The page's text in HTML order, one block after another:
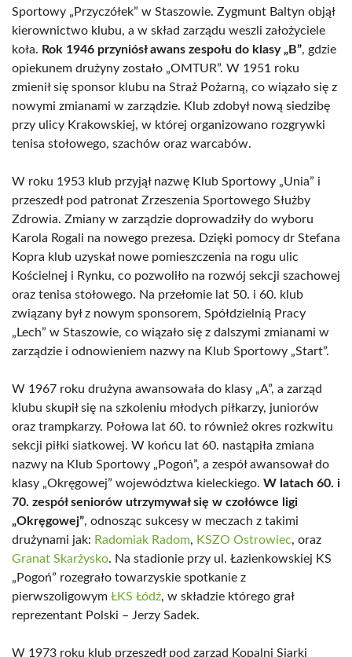
Sportowy „Przyczółek” w Staszowie. Zygmunt Baltyn objął
kierownictwo klubu, a w skład zarządu weszli założyciele
koła. Rok 1946 przyniósł awans zespołu do klasy „B”, gdzie
opiekunem drużyny zostało „OMTUR”. W 1951 roku
zmienił się sponsor klubu na Straż Pożarną, co wiązało się z
nowymi zmianami w zarządzie. Klub zdobył nową siedzibę
przy ulicy Krakowskiej, w której organizowano rozgrywki
tenisa stołowego, szachów oraz warcabów.
W roku 1953 klub przyjął nazwę Klub Sportowy „Unia” i
przeszedł pod patronat Zrzeszenia Sportowego Służby
Zdrowia. Zmiany w zarządzie doprowadziły do wyboru
Karola Rogali na nowego prezesa. Dzięki pomocy dr Stefana
Kopra klub uzyskał nowe pomieszczenia na rogu ulic
Kościelnej i Rynku, co pozwoliło na rozwój sekcji szachowej
oraz tenisa stołowego. Na przełomie lat 50. i 60. klub
związany był z nowym sponsorem, Spółdzielnią Pracy
„Lech” w Staszowie, co wiązało się z dalszymi zmianami w
zarządzie i odnowieniem nazwy na Klub Sportowy „Start”.
W 1967 roku drużyna awansowała do klasy „A”, a zarząd
klubu skupił się na szkoleniu młodych piłkarzy, juniorów
oraz trampkarzy. Połowa lat 60. to również okres rozkwitu
sekcji piłki siatkowej. W końcu lat 60. nastąpiła zmiana
nazwy na Klub Sportowy „Pogoń”, a zespół awansował do
klasy „Okręgowej” województwa kieleckiego. W latach 60. i
70. zespół seniorów utrzymywał się w czołówce ligi
„Okręgowej”, odnosząc sukcesy w meczach z takimi
drużynami jak: Radomiak Radom, KSZO Ostrowiec, oraz
Granat Skarżysko. Na stadionie przy ul. Łazienkowskiej KS
„Pogoń” rozegrało towarzyskie spotkanie z
pierwszoligowym ŁKS Łódź, w składzie którego grał
reprezentant Polski – Jerzy Sadek.
W 1973 roku klub przeszedł pod zarząd Kopalni Siarki